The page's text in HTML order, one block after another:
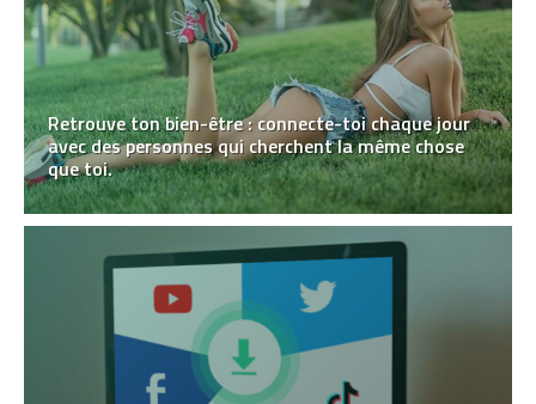
Retrouve ton bien-être : connecte-toi chaque jour
avec des personnes qui cherchent la même chose
que toi.